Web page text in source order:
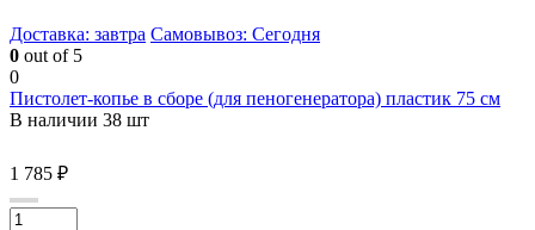
Доставка: завтра Самовывоз: Сегодня
0 out of 5
0
Пистолет-копье в сборе (для пеногенератора) пластик 75 см
В наличии 38 шт
1 785 ₽